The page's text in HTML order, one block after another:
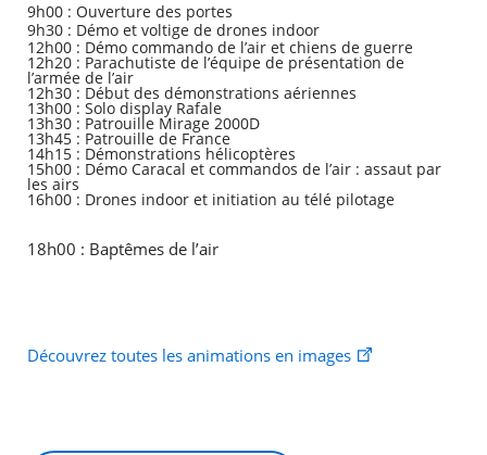
9h00 : Ouverture des portes
9h30 : Démo et voltige de drones indoor
12h00 : Démo commando de l’air et chiens de guerre
12h20 : Parachutiste de l’équipe de présentation de
l’armée de l’air
12h30 : Début des démonstrations aériennes
13h00 : Solo display Rafale
13h30 : Patrouille Mirage 2000D
13h45 : Patrouille de France
14h15 : Démonstrations hélicoptères
15h00 : Démo Caracal et commandos de l’air : assaut par
les airs
16h00 : Drones indoor et initiation au télé pilotage
18h00 : Baptêmes de l’air
Découvrez toutes les animations en images